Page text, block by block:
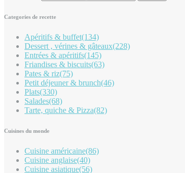
Categories de recette
Apéritifs & buffet(134)
Dessert , vérines & gâteaux(228)
Entrées & apéritifs(145)
Friandises & biscuits(63)
Pates & riz(75)
Petit déjeuner & brunch(46)
Plats(330)
Salades(68)
Tarte, quiche & Pizza(82)
Cuisines du monde
Cuisine américaine(86)
Cuisine anglaise(40)
Cuisine asiatique(56)